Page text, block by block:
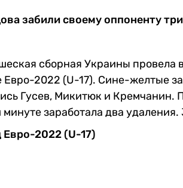
забили своему оппоненту
сборная Украины провела
2022 (U-17). Сине-желтые
Гусев, Микитюк и Кремчанин.
заработала два удаления.
2022 (U-17)